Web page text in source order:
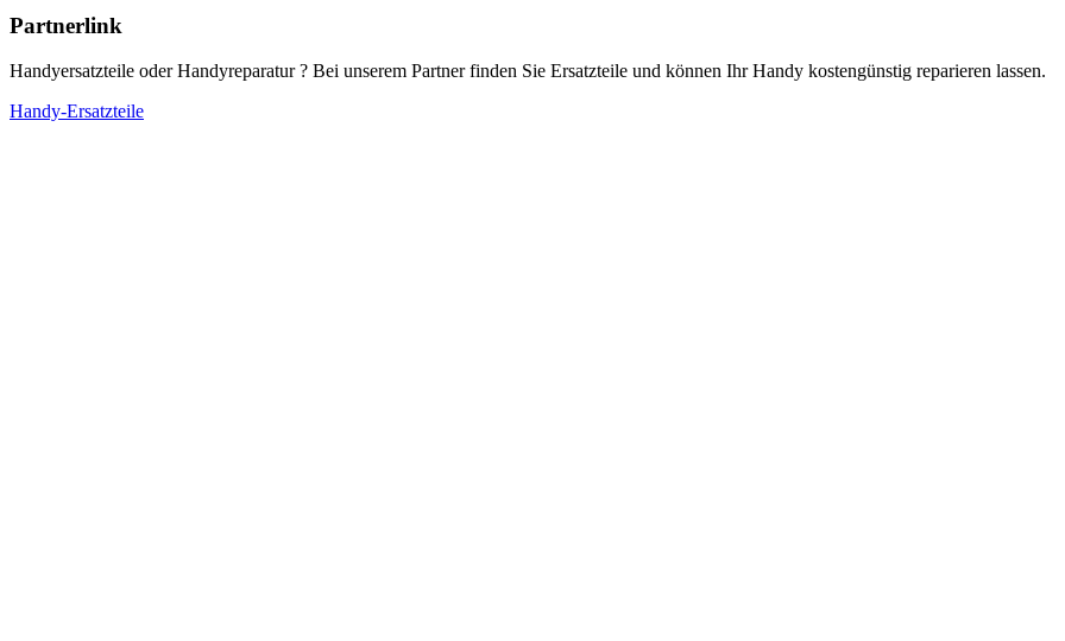
Partnerlink
Handyersatzteile oder Handyreparatur ? Bei unserem Partner finden Sie Ersatzteile und können Ihr Handy kostengünstig reparieren lassen.
Handy-Ersatzteile